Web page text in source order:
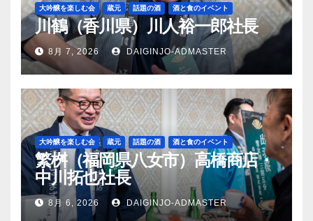
大吟醸を楽しむ会 蔵元 話題の酒 酒と食のイベント
川鶴（香川県）川人裕一郎社長
8月 7, 2026 DAIGINJO-ADMASTER
大吟醸を楽しむ会 蔵元 話題の酒 酒と食のイベント
繁桝（福岡県八女市）高橋商店・
中川拓也社長
8月 6, 2026 DAIGINJO-ADMASTER